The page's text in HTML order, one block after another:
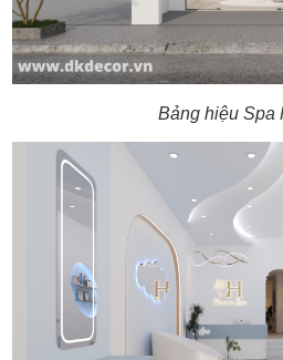
Bảng hiệu Spa